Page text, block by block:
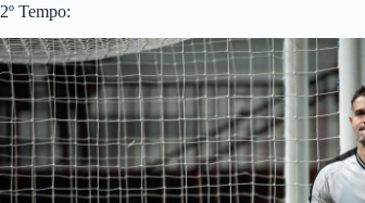
2º Tempo: